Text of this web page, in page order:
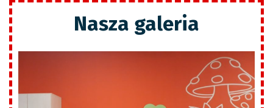
Nasza galeria